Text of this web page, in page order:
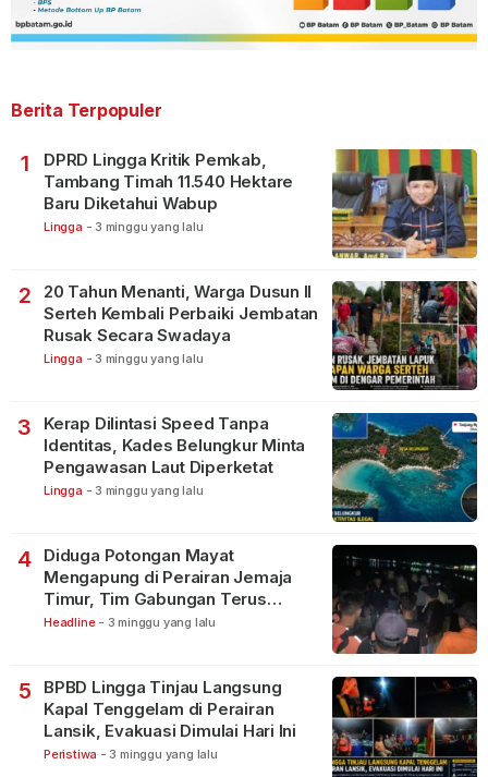
Berita Terpopuler
1
DPRD Lingga Kritik Pemkab,
Tambang Timah 11.540 Hektare
Baru Diketahui Wabup
Lingga - 3 minggu yang lalu
2
20 Tahun Menanti, Warga Dusun II
Serteh Kembali Perbaiki Jembatan
Rusak Secara Swadaya
Lingga - 3 minggu yang lalu
3
Kerap Dilintasi Speed Tanpa
Identitas, Kades Belungkur Minta
Pengawasan Laut Diperketat
Lingga - 3 minggu yang lalu
4
Diduga Potongan Mayat
Mengapung di Perairan Jemaja
Timur, Tim Gabungan Terus
Lakukan Pencarian
Headline - 3 minggu yang lalu
5
BPBD Lingga Tinjau Langsung
Kapal Tenggelam di Perairan
Lansik, Evakuasi Dimulai Hari Ini
Peristiwa - 3 minggu yang lalu